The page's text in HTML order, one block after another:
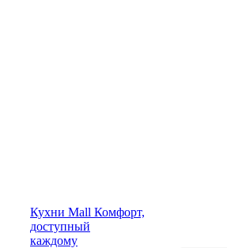
Кухни Mall Комфорт,
доступный
каждому